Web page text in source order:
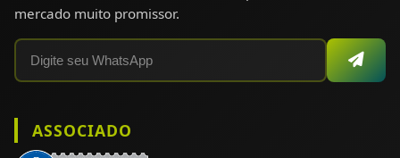
mercado muito promissor.
ASSOCIADO